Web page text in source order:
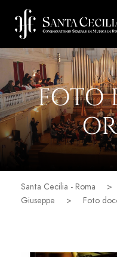
FOTO
Santa Cecilia - Roma >
Giuseppe
> Foto